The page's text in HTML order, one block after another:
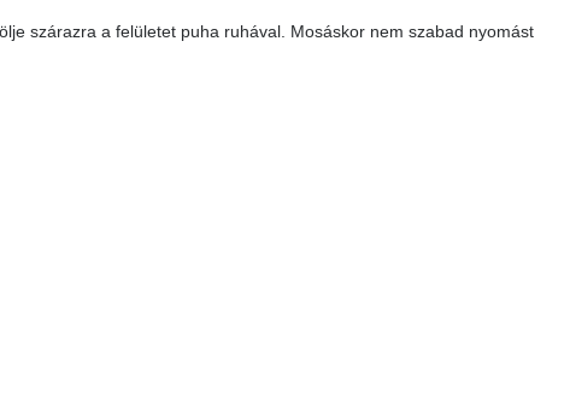
szárazra a felületet puha ruhával. Mosáskor nem szabad nyomást